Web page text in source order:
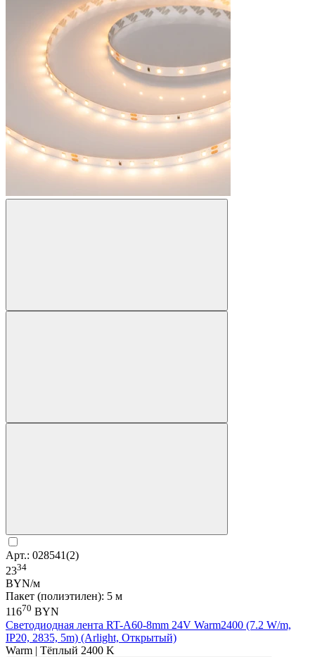
Арт.: 028541(2)
2334
BYN/м
Пакет (полиэтилен): 5 м
11670 BYN
Светодиодная лента RT-A60-8mm 24V Warm2400 (7.2 W/m,
IP20, 2835, 5m) (Arlight, Открытый)
Warm | Тёплый 2400 K